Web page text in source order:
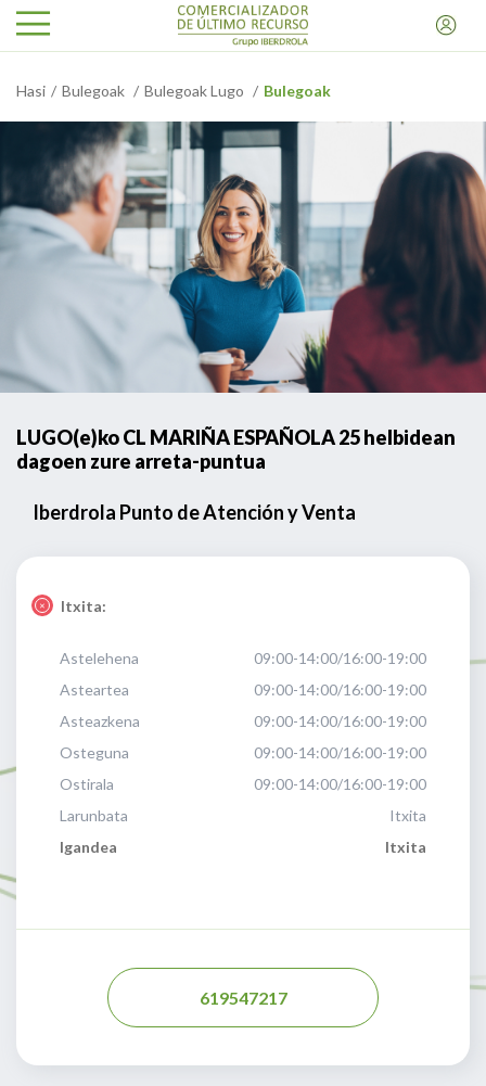
Hasi Bulegoak Bulegoak Lugo Bulegoak
LUGO(e)ko CL MARIÑA ESPAÑOLA 25 helbidean
dagoen zure arreta-puntua
Iberdrola Punto de Atención y Venta
Itxita:
Astelehena
09:00-14:00/16:00-19:00
Asteartea
09:00-14:00/16:00-19:00
Asteazkena
09:00-14:00/16:00-19:00
Osteguna
09:00-14:00/16:00-19:00
Ostirala
09:00-14:00/16:00-19:00
Larunbata
Itxita
Igandea
Itxita
619547217